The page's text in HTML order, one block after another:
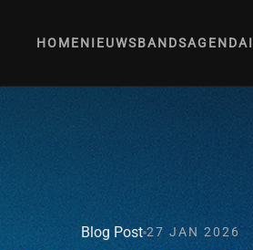
HOMENIEUWSBANDSAGENDA
Blog Post 27 JAN 2026